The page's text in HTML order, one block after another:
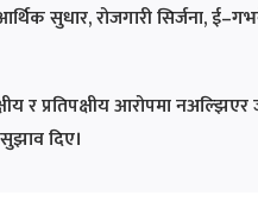
सुधार, रोजगारी सिर्जना,
र प्रतिपक्षीय आरोपमा नअल्झिएर
दिए।